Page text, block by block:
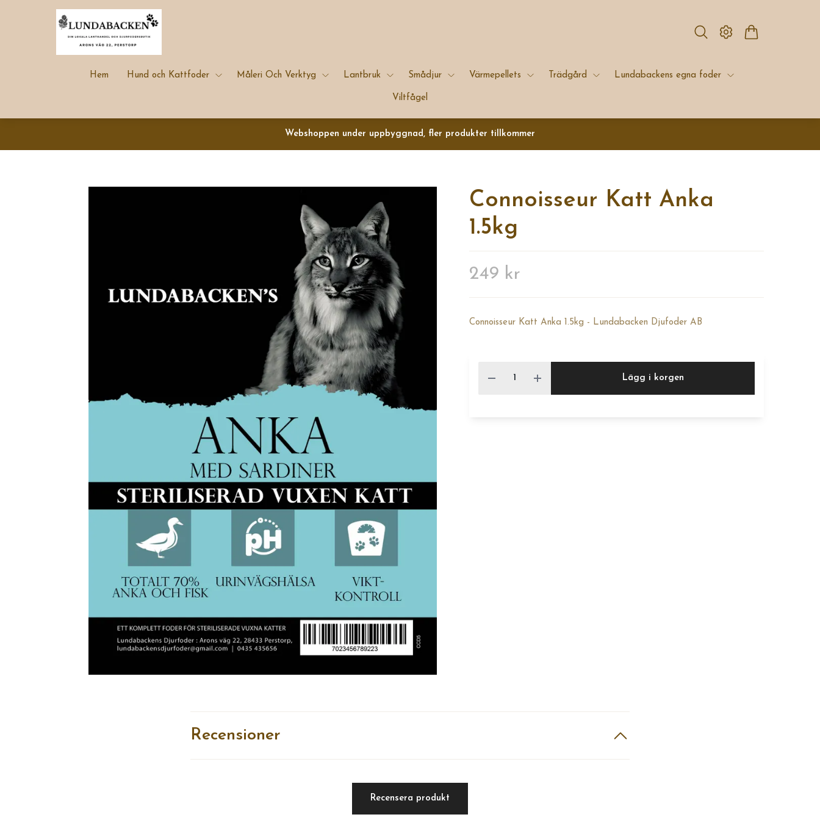
Hem Hund och Kattfoder Måleri Och Verktyg Lantbruk Smådjur Värmepellets Trädgård Lundabackens egna foder
Viltfågel
Webshoppen under uppbyggnad, fler produkter tillkommer
Connoisseur Katt Anka
1.5kg
249 kr
Connoisseur Katt Anka 1.5kg - Lundabacken Djufoder AB
Lägg i korgen
Recensioner
Recensera produkt